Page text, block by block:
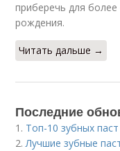
приберечь для
рождения.
Читать дальше →
Последние
1. Топ-10 зубных
2.Лучшие зубные